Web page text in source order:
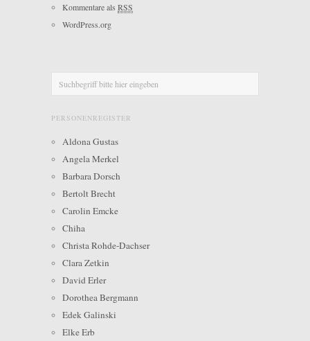
Kommentare als RSS
WordPress.org
PERSONENREGISTER
Aldona Gustas
Angela Merkel
Barbara Dorsch
Bertolt Brecht
Carolin Emcke
Chiha
Christa Rohde-Dachser
Clara Zetkin
David Erler
Dorothea Bergmann
Edek Galinski
Elke Erb